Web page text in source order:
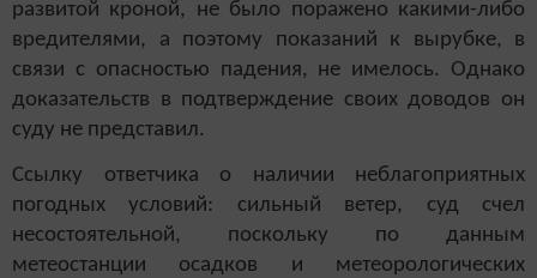
развитой кроной, не было поражено какими-либо
вредителями, а поэтому показаний к вырубке, в
связи с опасностью падения, не имелось. Однако
доказательств в подтверждение своих доводов он
суду не представил.
Ссылку ответчика о наличии неблагоприятных
погодных условий: сильный ветер, суд счел
несостоятельной, поскольку по данным
метеостанции осадков и метеорологических